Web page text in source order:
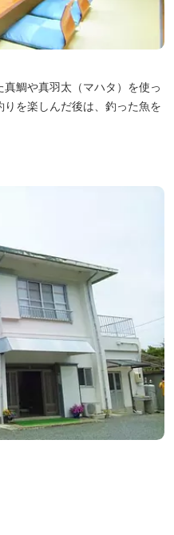
鯛や真羽太（マハタ）を使っ
を楽しんだ後は、釣った魚を